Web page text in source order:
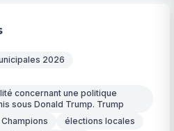
2026
concernant une politique
sous Donald Trump. Trump
élections locales